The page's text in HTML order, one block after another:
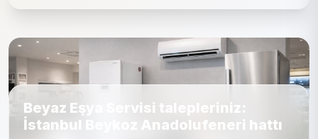
Beyaz Eşya Servisi talepleriniz:
İstanbul Beykoz Anadolufeneri hattı